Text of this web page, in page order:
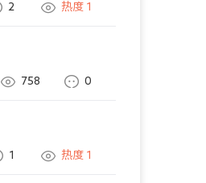
2 热度 1
758 0
1 热度 1